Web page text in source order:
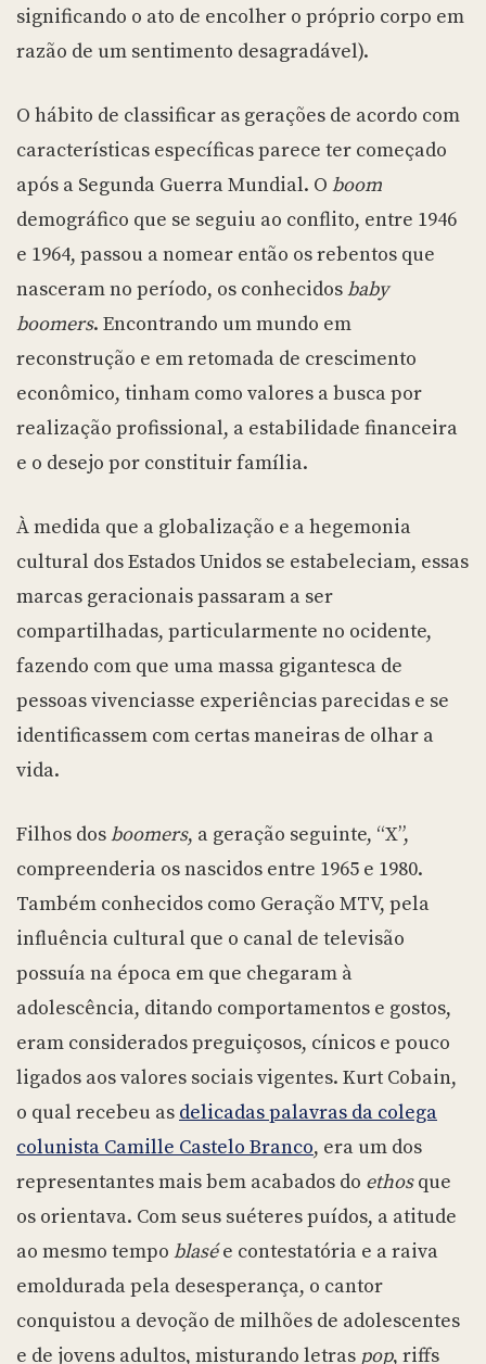
significando o ato de encolher o próprio corpo em
razão de um sentimento desagradável).
O hábito de classificar as gerações de acordo com
características específicas parece ter começado
após a Segunda Guerra Mundial. O boom
demográfico que se seguiu ao conflito, entre 1946
e 1964, passou a nomear então os rebentos que
nasceram no período, os conhecidosbaby
boomers. Encontrando um mundo em
reconstrução e em retomada de crescimento
econômico, tinham como valores a busca por
realização profissional, a estabilidade financeira
e o desejo por constituir família.
À medida que a globalização e a hegemonia
cultural dos Estados Unidos se estabeleciam, essas
marcas geracionais passaram a ser
compartilhadas, particularmente no ocidente,
fazendo com que uma massa gigantesca de
pessoas vivenciasse experiências parecidas e se
identificassem com certas maneiras de olhar a
vida.
Filhos dosboomers, a geração seguinte, “X”,
compreenderia os nascidos entre 1965 e 1980.
Também conhecidos como Geração MTV, pela
influência cultural que o canal de televisão
possuía na época em que chegaram à
adolescência, ditando comportamentos e gostos,
eram considerados preguiçosos, cínicos e pouco
ligados aos valores sociais vigentes. Kurt Cobain,
o qual recebeu as delicadas palavras da colega
colunista Camille Castelo Branco, era um dos
representantes mais bem acabados do ethosque
os orientava. Com seus suéteres puídos, a atitude
ao mesmo tempo blasée contestatória e a raiva
emoldurada pela desesperança, o cantor
conquistou a devoção de milhões de adolescentes
e de jovens adultos, misturando letras pop, riffs